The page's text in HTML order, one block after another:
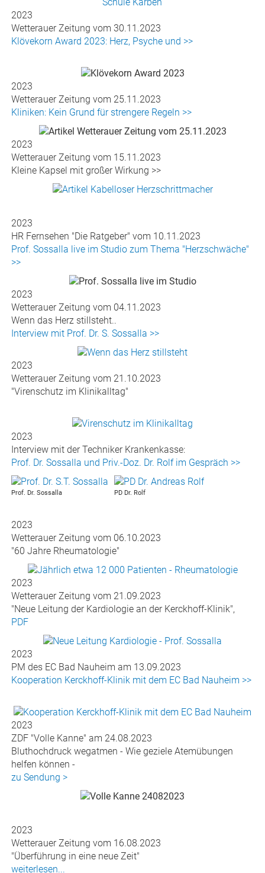
2023
Wetterauer Zeitung vom 30.11.2023
Klövekorn Award 2023: Herz, Psyche und >>
2023
Wetterauer Zeitung vom 25.11.2023
Kliniken: Kein Grund für strengere Regeln >>
2023
Wetterauer Zeitung vom 15.11.2023
Kleine Kapsel mit großer Wirkung >>
2023
HR Fernsehen "Die Ratgeber" vom 10.11.2023
Prof. Sossalla live im Studio zum Thema "Herzschwäche"
>>
2023
Wetterauer Zeitung vom 04.11.2023
Wenn das Herz stillsteht..
Interview mit Prof. Dr. S. Sossalla >>
2023
Wetterauer Zeitung vom 21.10.2023
"Virenschutz im Klinikalltag"
2023
Interview mit der Techniker Krankenkasse:
Prof. Dr. Sossalla und Priv.-Doz. Dr. Rolf im Gespräch >>
Prof. Dr. Sossalla PD Dr. Rolf
2023
Wetterauer Zeitung vom 06.10.2023
"60 Jahre Rheumatologie"
2023
Wetterauer Zeitung vom 21.09.2023
"Neue Leitung der Kardiologie an der Kerckhoff-Klinik",
PDF
2023
PM des EC Bad Nauheim am 13.09.2023
Kooperation Kerckhoff-Klinik mit dem EC Bad Nauheim >>
2023
ZDF "Volle Kanne" am 24.08.2023
Bluthochdruck wegatmen - Wie geziele Atemübungen
helfen können -
zu Sendung >
2023
Wetterauer Zeitung vom 16.08.2023
"Überführung in eine neue Zeit"
weiterlesen...